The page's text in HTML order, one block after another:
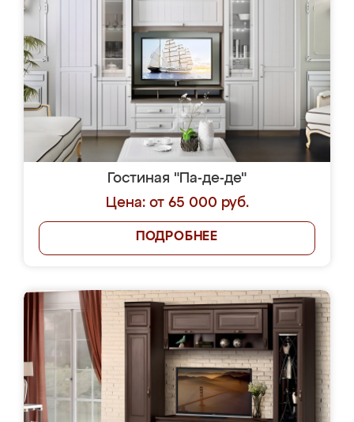
Гостиная "Па-де-де"
Цена: от 65 000 руб.
ПОДРОБНЕЕ